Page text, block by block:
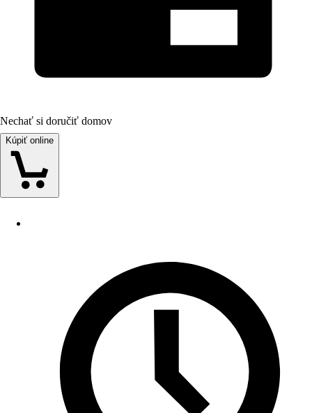
Nechať si doručiť domov
Kúpiť online